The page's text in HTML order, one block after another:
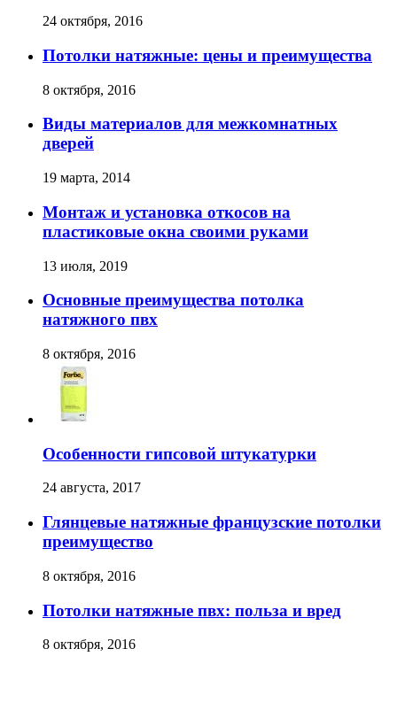
24 октября, 2016
Потолки натяжные: цены и преимущества
8 октября, 2016
Виды материалов для межкомнатных
дверей
19 марта, 2014
Монтаж и установка откосов на
пластиковые окна своими руками
13 июля, 2019
Основные преимущества потолка
натяжного пвх
8 октября, 2016
Особенности гипсовой штукатурки
24 августа, 2017
Глянцевые натяжные французские потолки
преимущество
8 октября, 2016
Потолки натяжные пвх: польза и вред
8 октября, 2016